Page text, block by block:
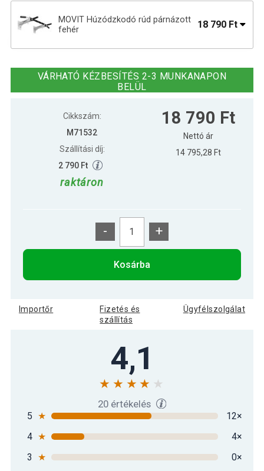
MOVIT Húzódzkodó rúd párnázott
fehér
18 790 Ft
fekete
VÁRHATÓ KÉZBESÍTÉS 2-3 MUNKANAPON
BELÜL
Cikkszám:
M71532
Szállítási díj:
2 790 Ft
raktáron
18 790 Ft
Nettó ár
14 795,28 Ft
- +
Kosárba
Importőr
Fizetés és
szállítás
Ügyfélszolgálat
4,1
20 értékelés
5 ★
12×
4 ★
4×
3
★
0×